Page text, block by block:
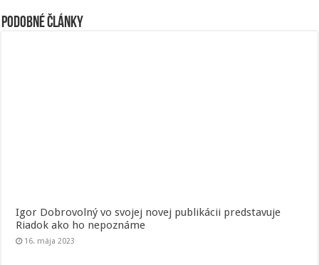
Podobné články
Igor Dobrovolný vo svojej novej publikácii predstavuje
Riadok ako ho nepoznáme
16. mája 2023